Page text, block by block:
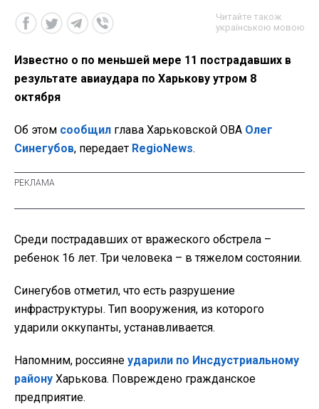
Читайте також
українською мовою
Известно о по меньшей мере 11 пострадавших в
результате авиаудара по Харькову утром 8
октября
Об этом сообщил глава Харьковской ОВА Олег
Синегубов, передает RegioNews.
Среди пострадавших от вражеского обстрела –
ребенок 16 лет. Три человека – в тяжелом состоянии.
Синегубов отметил, что есть разрушение
инфраструктуры. Тип вооружения, из которого
ударили оккупанты, устанавливается.
Напомним, россияне ударили по Инсдустриальному
району Харькова. Повреждено гражданское
предприятие.